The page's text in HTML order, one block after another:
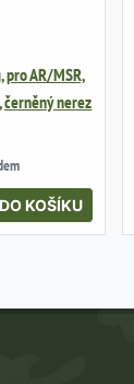
AR/MSR,
nerez
DO KOŠÍKU